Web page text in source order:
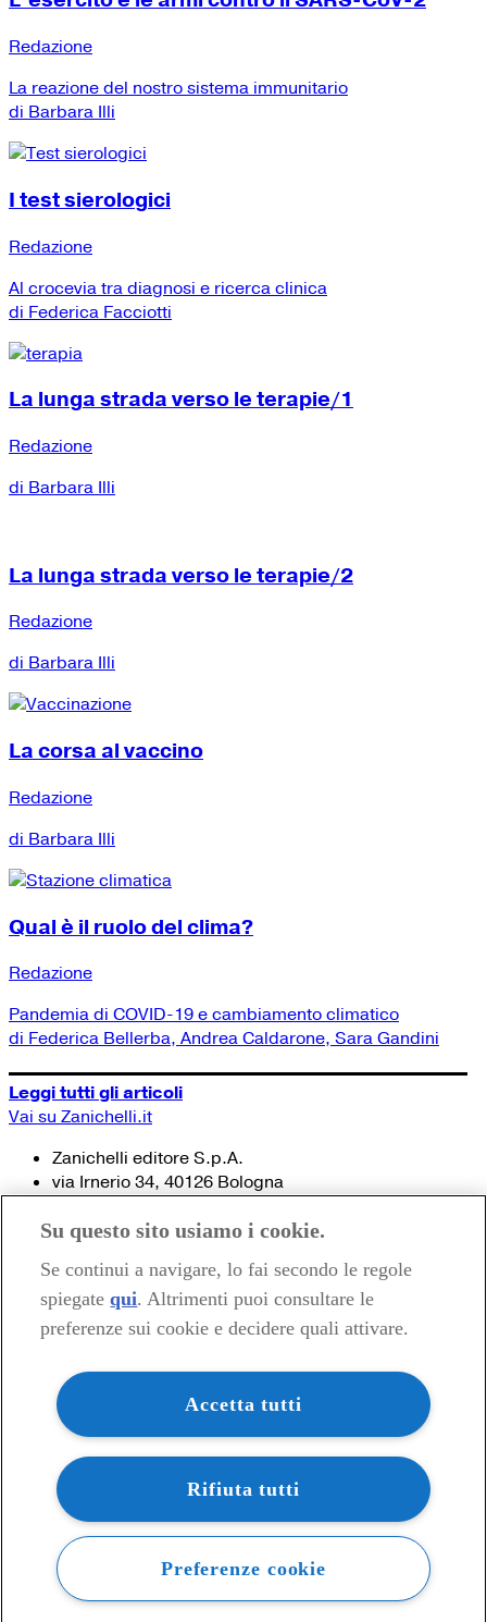
Redazione
La reazione del nostro sistema immunitario
di Barbara Illi
I test sierologici
Redazione
Al crocevia tra diagnosi e ricerca clinica
di Federica Facciotti
La lunga strada verso le terapie/1
Redazione
di Barbara Illi
La lunga strada verso le terapie/2
Redazione
di Barbara Illi
La corsa al vaccino
Redazione
di Barbara Illi
Qual è il ruolo del clima?
Redazione
Pandemia di COVID-19 e cambiamento climatico
di Federica Bellerba, Andrea Caldarone, Sara Gandini
Leggi tutti gli articoli
Vai su Zanichelli.it
Zanichelli editore S.p.A.
via Irnerio 34, 40126 Bologna
Tel. 051- 293.111 / 245.024
© 2020 Zanichelli Editore spa
Contatti e recapiti
my.zanichelli.it
Filiali e agenzie
Acquisti: informazioni precontrattuali
Area stampa
Privacy
Su questo sito usiamo i cookie.
Se continui a navigare, lo fai secondo le regole
spiegate qui. Altrimenti puoi consultare le
preferenze sui cookie e decidere quali attivare.
Accetta tutti
Rifiuta tutti
Preferenze cookie